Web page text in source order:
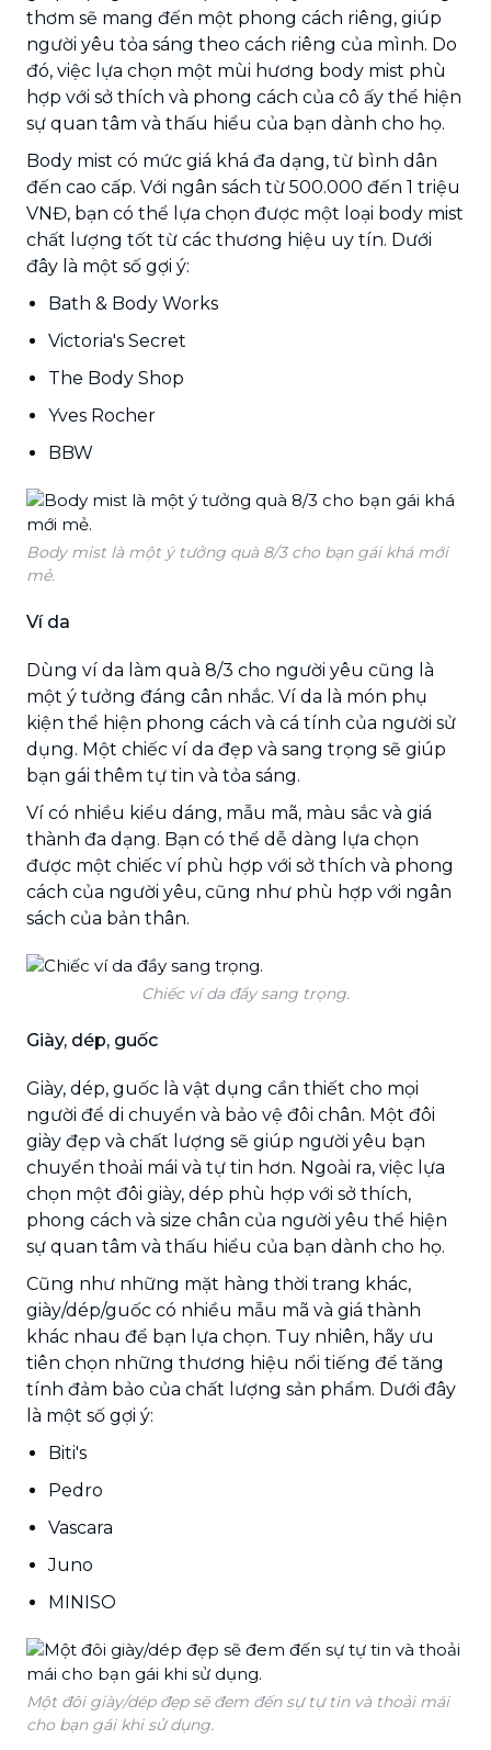
thơm sẽ mang đến một phong cách riêng, giúp
người yêu tỏa sáng theo cách riêng của mình. Do
đó, việc lựa chọn một mùi hương body mist phù
hợp với sở thích và phong cách của cô ấy thể hiện
sự quan tâm và thấu hiểu của bạn dành cho họ.
Body mist có mức giá khá đa dạng, từ bình dân
đến cao cấp. Với ngân sách từ 500.000 đến 1 triệu
VNĐ, bạn có thể lựa chọn được một loại body mist
chất lượng tốt từ các thương hiệu uy tín. Dưới
đây là một số gợi ý:
Bath & Body Works
Victoria's Secret
The Body Shop
Yves Rocher
BBW
Body mist là một ý tưởng quà 8/3 cho bạn gái khá mới
mẻ.
Ví da
Dùng ví da làm quà 8/3 cho người yêu cũng là
một ý tưởng đáng cân nhắc. Ví da là món phụ
kiện thể hiện phong cách và cá tính của người sử
dụng. Một chiếc ví da đẹp và sang trọng sẽ giúp
bạn gái thêm tự tin và tỏa sáng.
Ví có nhiều kiểu dáng, mẫu mã, màu sắc và giá
thành đa dạng. Bạn có thể dễ dàng lựa chọn
được một chiếc ví phù hợp với sở thích và phong
cách của người yêu, cũng như phù hợp với ngân
sách của bản thân.
Chiếc ví da đầy sang trọng.
Giày, dép, guốc
Giày, dép, guốc là vật dụng cần thiết cho mọi
người để di chuyển và bảo vệ đôi chân. Một đôi
giày đẹp và chất lượng sẽ giúp người yêu bạn
chuyển thoải mái và tự tin hơn. Ngoài ra, việc lựa
chọn một đôi giày, dép phù hợp với sở thích,
phong cách và size chân của người yêu thể hiện
sự quan tâm và thấu hiểu của bạn dành cho họ.
Cũng như những mặt hàng thời trang khác,
giày/dép/guốc có nhiều mẫu mã và giá thành
khác nhau để bạn lựa chọn. Tuy nhiên, hãy ưu
tiên chọn những thương hiệu nổi tiếng để tăng
tính đảm bảo của chất lượng sản phẩm. Dưới đây
là một số gợi ý:
Biti's
Pedro
Vascara
Juno
MINISO
Một đôi giày/dép đẹp sẽ đem đến sự tự tin và thoải mái
cho bạn gái khi sử dụng.